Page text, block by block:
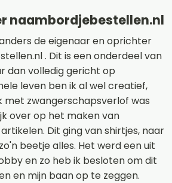
naambordjebestellen.nl
de eigenaar en oprichter
. Dit is een onderdeel van
dan volledig gericht op
leven ben ik al wel creatief,
met zwangerschapsverlof was
over op het maken van
Dit ging van shirtjes, naar
beetje alles. Het werd een uit
en zo heb ik besloten om dit
en mijn baan op te zeggen.